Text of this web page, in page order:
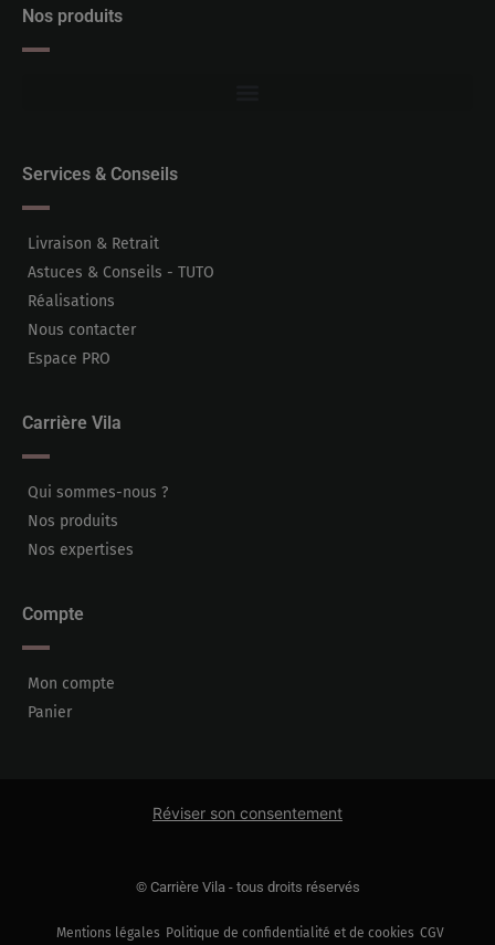
Nos produits
Services & Conseils
Livraison & Retrait
Astuces & Conseils - TUTO
Réalisations
Nous contacter
Espace PRO
Carrière Vila
Qui sommes-nous ?
Nos produits
Nos expertises
Compte
Mon compte
Panier
Réviser son consentement
© Carrière Vila - tous droits réservés
Mentions légales Politique de confidentialité et de cookies CGV